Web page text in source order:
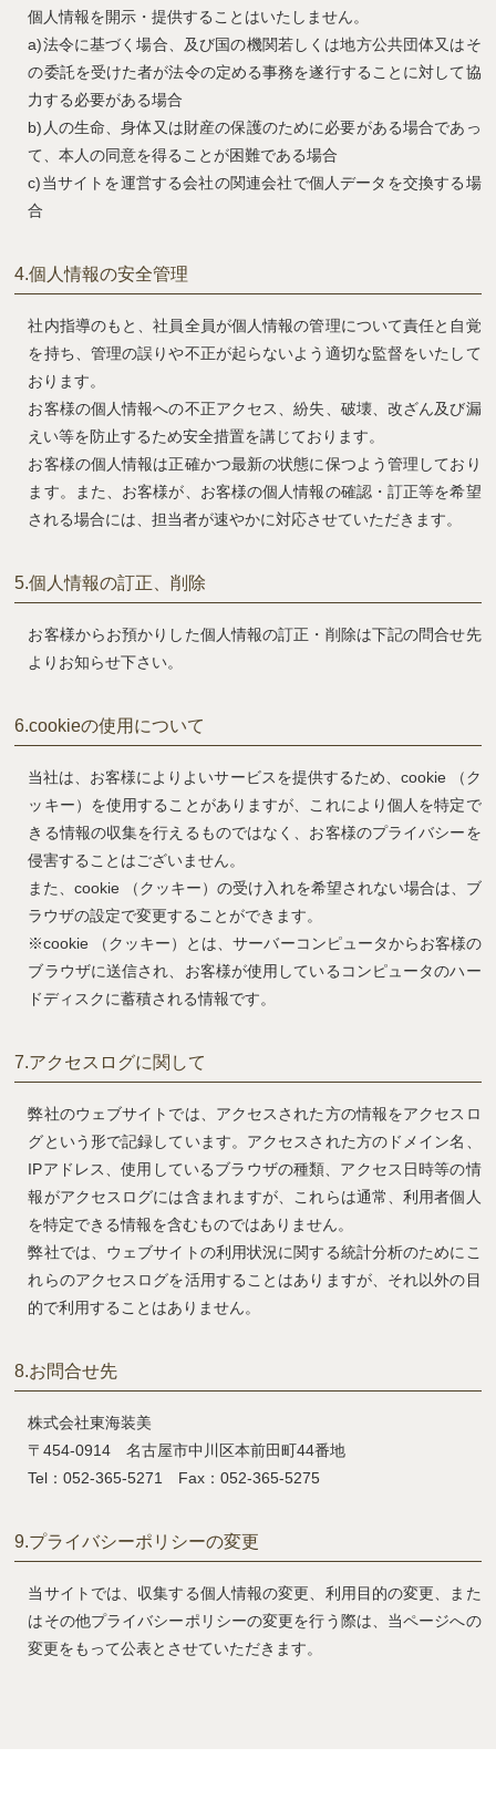
個人情報を開示・提供することはいたしません。
a)法令に基づく場合、及び国の機関若しくは地方公共団体又はそ
の委託を受けた者が法令の定める事務を遂行することに対して協
力する必要がある場合
b)人の生命、身体又は財産の保護のために必要がある場合であっ
て、本人の同意を得ることが困難である場合
c)当サイトを運営する会社の関連会社で個人データを交換する場
合
4.個人情報の安全管理
社内指導のもと、社員全員が個人情報の管理について責任と自覚
を持ち、管理の誤りや不正が起らないよう適切な監督をいたして
おります。
お客様の個人情報への不正アクセス、紛失、破壊、改ざん及び漏
えい等を防止するため安全措置を講じております。
お客様の個人情報は正確かつ最新の状態に保つよう管理しており
ます。また、お客様が、お客様の個人情報の確認・訂正等を希望
される場合には、担当者が速やかに対応させていただきます。
5.個人情報の訂正、削除
お客様からお預かりした個人情報の訂正・削除は下記の問合せ先
よりお知らせ下さい。
6.cookieの使用について
当社は、お客様によりよいサービスを提供するため、cookie （ク
ッキー）を使用することがありますが、これにより個人を特定で
きる情報の収集を行えるものではなく、お客様のプライバシーを
侵害することはございません。
また、cookie （クッキー）の受け入れを希望されない場合は、ブ
ラウザの設定で変更することができます。
※cookie （クッキー）とは、サーバーコンピュータからお客様の
ブラウザに送信され、お客様が使用しているコンピュータのハー
ドディスクに蓄積される情報です。
7.アクセスログに関して
弊社のウェブサイトでは、アクセスされた方の情報をアクセスロ
グという形で記録しています。アクセスされた方のドメイン名、
IPアドレス、使用しているブラウザの種類、アクセス日時等の情
報がアクセスログには含まれますが、これらは通常、利用者個人
を特定できる情報を含むものではありません。
弊社では、ウェブサイトの利用状況に関する統計分析のためにこ
れらのアクセスログを活用することはありますが、それ以外の目
的で利用することはありません。
8.お問合せ先
株式会社東海装美
〒454-0914 名古屋市中川区本前田町44番地
Tel：052-365-5271 Fax：052-365-5275
9.プライバシーポリシーの変更
当サイトでは、収集する個人情報の変更、利用目的の変更、また
はその他プライバシーポリシーの変更を行う際は、当ページへの
変更をもって公表とさせていただきます。